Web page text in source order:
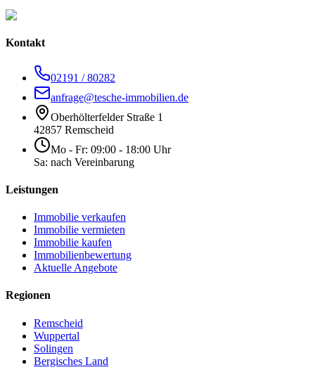
Kontakt
02191 / 80282
anfrage@tesche-immobilien.de
Oberhölterfelder Straße 1
42857 Remscheid
Mo - Fr: 09:00 - 18:00 Uhr
Sa: nach Vereinbarung
Leistungen
Immobilie verkaufen
Immobilie vermieten
Immobilie kaufen
Immobilienbewertung
Aktuelle Angebote
Regionen
Remscheid
Wuppertal
Solingen
Bergisches Land